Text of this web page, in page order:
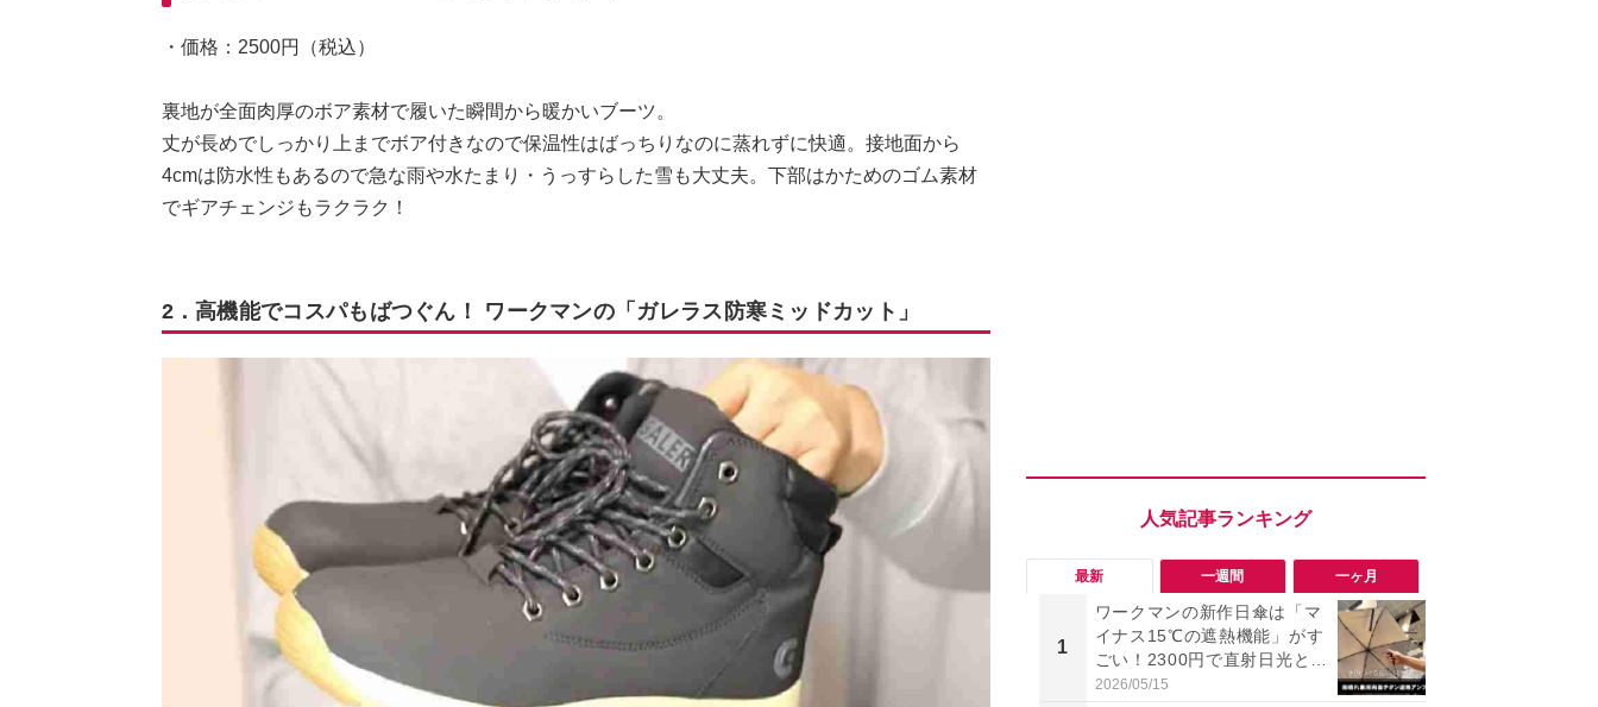
・価格：2500円（税込）
裏地が全面肉厚のボア素材で履いた瞬間から暖かいブーツ。
丈が長めでしっかり上までボア付きなので保温性はばっちりなのに蒸れずに快適。接地面から
4cmは防水性もあるので急な雨や水たまり・うっすらした雪も大丈夫。下部はかためのゴム素材
でギアチェンジもラクラク！
2．高機能でコスパもばつぐん！ ワークマンの「ガレラス防寒ミッドカット」
最新 一週間 一ヶ月
1
ワークマンの新作日傘は「マ
イナス15℃の遮熱機能」がす
ごい！2300円で直射日光と路
面熱をダブルでガード
2026/05/15